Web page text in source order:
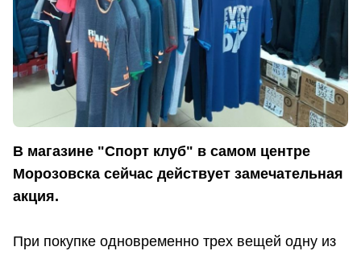
В магазине "Спорт клуб" в самом центре
Морозовска сейчас действует замечательная
акция.
При покупке одновременно трех вещей одну из